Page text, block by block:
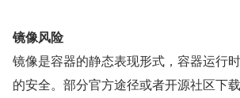
镜像风险
镜像是容器的静态表现形式，容器运行
的安全。部分官方途径或者开源社区下